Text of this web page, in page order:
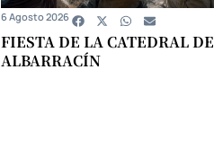
FIESTA DE LA CATEDRAL DE
ALBARRACÍN
6 Agosto 2026